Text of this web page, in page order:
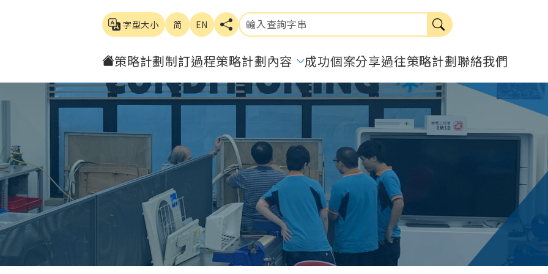
字型大小 简 EN
策略計劃制訂過程策略計劃內容 成功個案分享過往策略計劃聯絡我們